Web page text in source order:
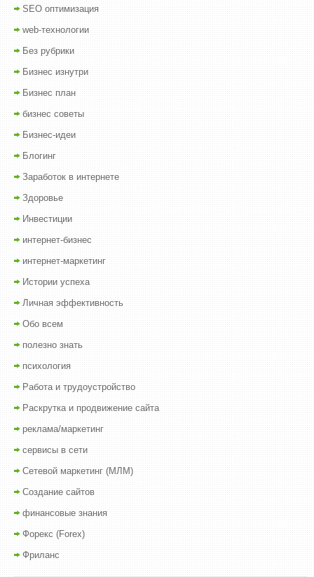
SEO оптимизация
web-технологии
Без рубрики
Бизнес изнутри
Бизнес план
бизнес советы
Бизнес-идеи
Блогинг
Заработок в интернете
Здоровье
Инвестиции
интернет-бизнес
интернет-маркетинг
Истории успеха
Личная эффективность
Обо всем
полезно знать
психология
Работа и трудоустройство
Раскрутка и продвижение сайта
реклама/маркетинг
сервисы в сети
Сетевой маркетинг (МЛМ)
Создание сайтов
финансовые знания
Форекс (Forex)
Фриланс